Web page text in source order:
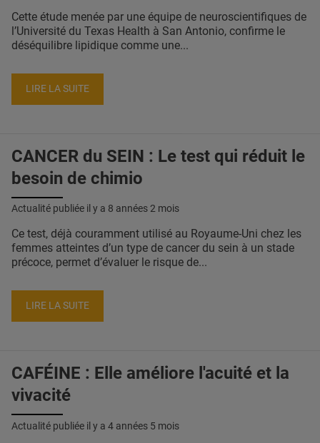
Cette étude menée par une équipe de neuroscientifiques de
l’Université du Texas Health à San Antonio, confirme le
déséquilibre lipidique comme une...
LIRE LA SUITE
CANCER du SEIN : Le test qui réduit le
besoin de chimio
Actualité publiée il y a 8 années 2 mois
Ce test, déjà couramment utilisé au Royaume-Uni chez les
femmes atteintes d’un type de cancer du sein à un stade
précoce, permet d’évaluer le risque de...
LIRE LA SUITE
CAFÉINE : Elle améliore l'acuité et la
vivacité
Actualité publiée il y a 4 années 5 mois